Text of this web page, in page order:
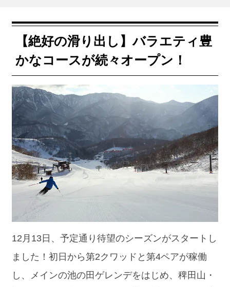
【絶好の滑り出し】バラエティ豊
かなコースが続々オープン！
12月13日、予定通り待望のシーズンがスタートし
ました！初日から第2クワッドと第4ペアが稼働
し、メインの池の田ゲレンデをはじめ、稗田山・